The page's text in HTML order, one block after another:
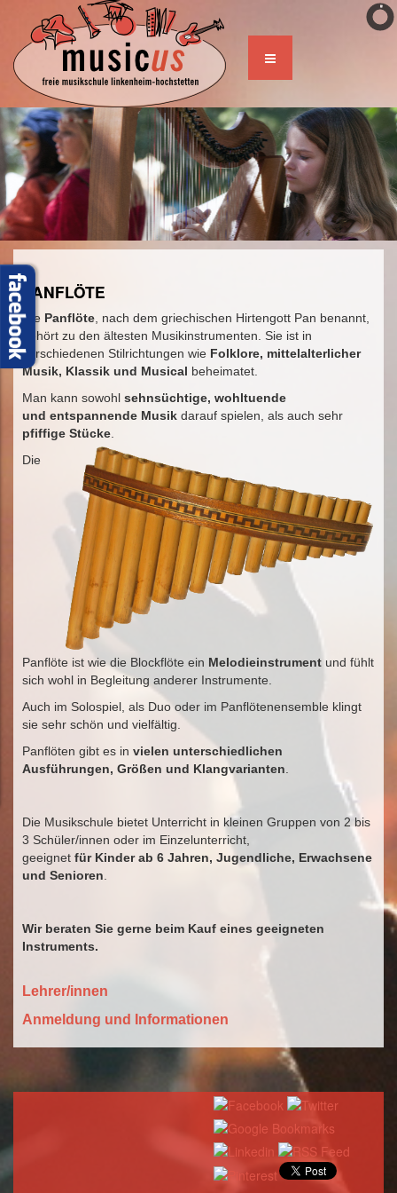
PANFLÖTE
Die Panflöte , nach dem griechischen Hirtengott Pan benannt,
gehört zu den ältesten Musikinstrumenten. Sie ist in
verschiedenen Stilrichtungen wie Folklore, mittelalterlicher
Musik, Klassik und Musical beheimatet.
Man kann sowohl sehnsüchtige, wohltuende
und entspannende Musik darauf spielen, als auch sehr
pfiffige Stücke
Die
Panflöte ist wie die Blockflöte ein Melodieinstrument und fühlt
sich wohl in Begleitung anderer Instrumente.
Auch im Solospiel, als Duo oder im Panflötenensemble klingt
sie sehr schön und vielfältig.
Panflöten gibt es in vielen unterschiedlichen
Ausführungen, Größen und Klangvarianten.
Die Musikschule bietet Unterricht in kleinen Gruppen von 2 bis
3 Schüler/innen oder im Einzelunterricht,
geeignet für Kinder ab 6 Jahren, Jugendliche, Erwachsene
und Senioren.
Wir beraten Sie gerne beim Kauf eines geeigneten
Instruments.
Lehrer/innen
Anmeldung und Informationen